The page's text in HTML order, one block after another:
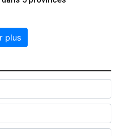
plus